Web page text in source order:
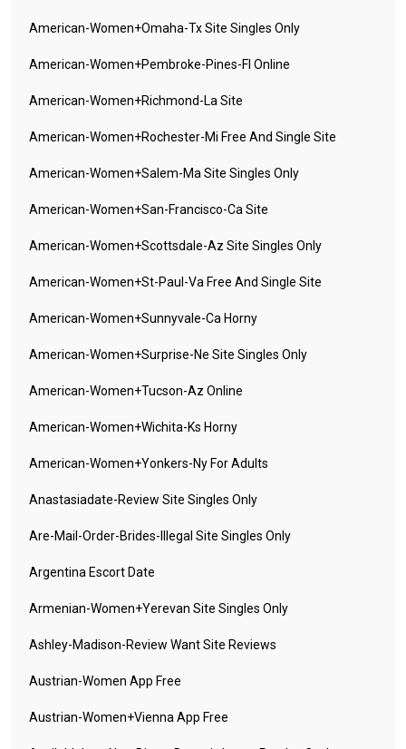
American-Women+omaha-Tx Site Singles Only
American-Women+pembroke-Pines-Fl Online
American-Women+richmond-La Site
American-Women+rochester-Mi Free And Single Site
American-Women+salem-Ma Site Singles Only
American-Women+san-Francisco-Ca Site
American-Women+scottsdale-Az Site Singles Only
American-Women+st-Paul-Va Free And Single Site
American-Women+sunnyvale-Ca Horny
American-Women+surprise-Ne Site Singles Only
American-Women+tucson-Az Online
American-Women+wichita-Ks Horny
American-Women+yonkers-Ny For Adults
Anastasiadate-Review Site Singles Only
Are-Mail-Order-Brides-Illegal Site Singles Only
Argentina Escort Date
Armenian-Women+yerevan Site Singles Only
Ashley-Madison-Review Want Site Reviews
Austrian-Women App Free
Austrian-Women+vienna App Free